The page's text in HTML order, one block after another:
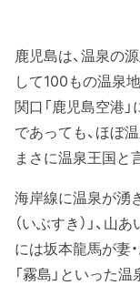
鹿児島は、温泉の
して100もの温泉
関口「鹿児島空港
であっても、ほぼ
まさに温泉王国と
海岸線に温泉が湧
（いぶすき）」、
には坂本龍馬が妻
「霧島」といった